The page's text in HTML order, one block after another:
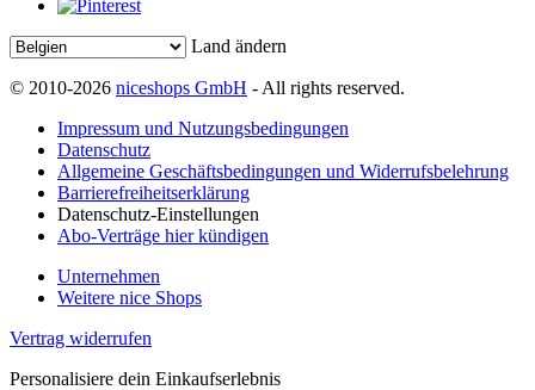
Land ändern
© 2010-2026 niceshops GmbH - All rights reserved.
Impressum und Nutzungsbedingungen
Datenschutz
Allgemeine Geschäftsbedingungen und Widerrufsbelehrung
Barrierefreiheitserklärung
Datenschutz-Einstellungen
Abo-Verträge hier kündigen
Unternehmen
Weitere nice Shops
Vertrag widerrufen
Personalisiere dein Einkaufserlebnis